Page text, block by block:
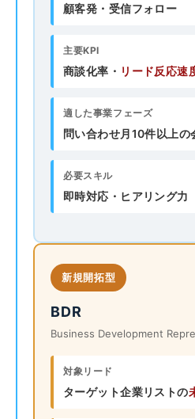
顧客発・受信フォロー
主要KPI
商談化率・ リード反応速
適した事業フェーズ
問い合わせ月10件以上の
必要スキル
即時対応・ヒアリング力
新規開拓型
BDR
Business Development
対象リード
ターゲット企業リストの